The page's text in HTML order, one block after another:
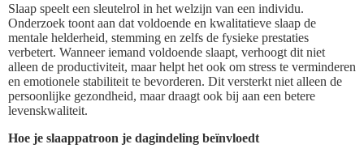
Slaap speelt een sleutelrol in het welzijn van een individu.
Onderzoek toont aan dat voldoende en kwalitatieve slaap de
mentale helderheid, stemming en zelfs de fysieke prestaties
verbetert. Wanneer iemand voldoende slaapt, verhoogt dit niet
alleen de productiviteit, maar helpt het ook om stress te verminderen
en emotionele stabiliteit te bevorderen. Dit versterkt niet alleen de
persoonlijke gezondheid, maar draagt ook bij aan een betere
levenskwaliteit.
Hoe je slaappatroon je dagindeling beïnvloedt